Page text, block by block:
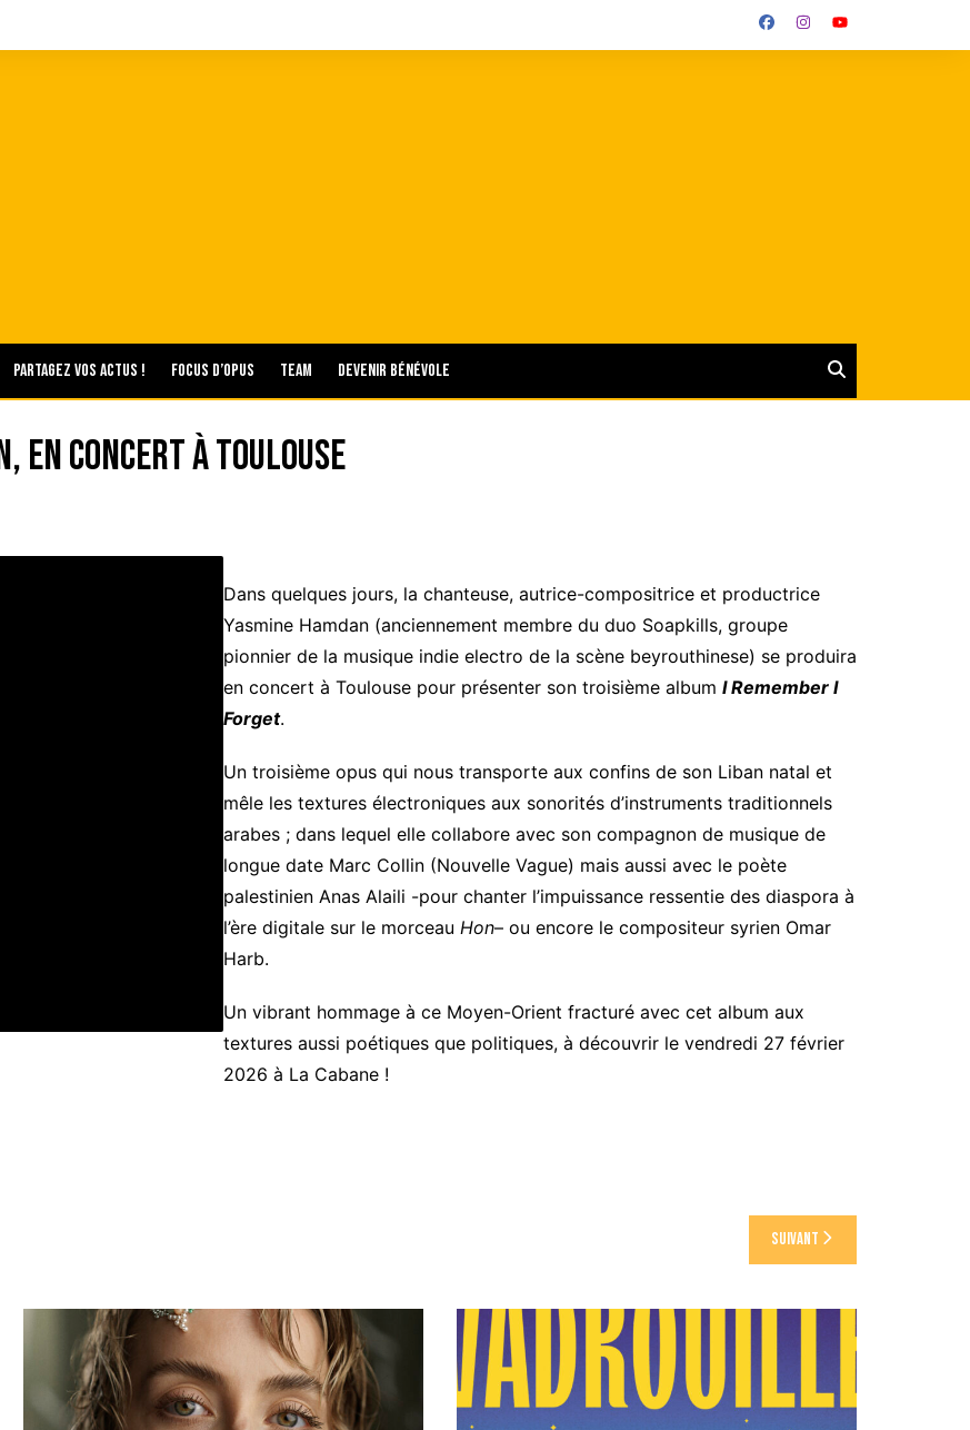
Partagez vos actus ! Focus d’Opus Team Devenir bénévole
en concert à Toulouse
Dans quelques jours, la chanteuse, autrice-compositrice et productrice
Yasmine Hamdan (anciennement membre du duo Soapkills, groupe
pionnier de la musique indie electro de la scène beyrouthinese) se produira
en concert à Toulouse pour présenter son troisième album I Remember I
Forget.
Un troisième opus qui nous transporte aux confins de son Liban natal et
mêle les textures électroniques aux sonorités d’instruments traditionnels
arabes ; dans lequel elle collabore avec son compagnon de musique de
longue date Marc Collin (Nouvelle Vague) mais aussi avec le poète
palestinien Anas Alaili -pour chanter l’impuissance ressentie des diaspora à
l’ère digitale sur le morceau Hon– ou encore le compositeur syrien Omar
Harb.
Un vibrant hommage à ce Moyen-Orient fracturé avec cet album aux
textures aussi poétiques que politiques, à découvrir le vendredi 27 février
2026 à La Cabane !
Suivant